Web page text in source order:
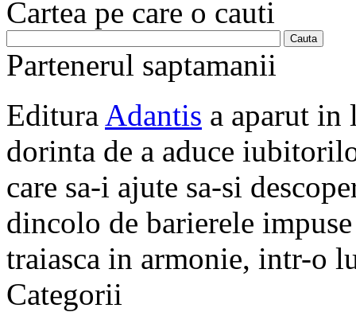
Cartea pe care o cauti
Partenerul saptamanii
Editura Adantis a aparut in
dorinta de a aduce
care sa-i ajute sa-si
dincolo de barierele
traiasca in armonie, intr-o
Categorii